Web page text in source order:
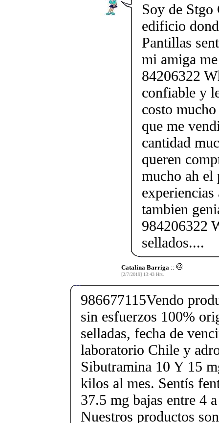
Soy de
edificio
Pantillas
mi amiga
84206322
confiable y
costo
que me
cantidad
queren
mucho ah el
tambien
984206322
sellados....
Catalina Barriga ::
[2/7/2019] 13:43 Hrs.
986677115Vendo
sin esfuerzos 100%
selladas, fecha de
laboratorio Chile y
Sibutramina 10 Y 15
kilos al mes. Sentís
37.5 mg bajas entre 4
Nuestros productos